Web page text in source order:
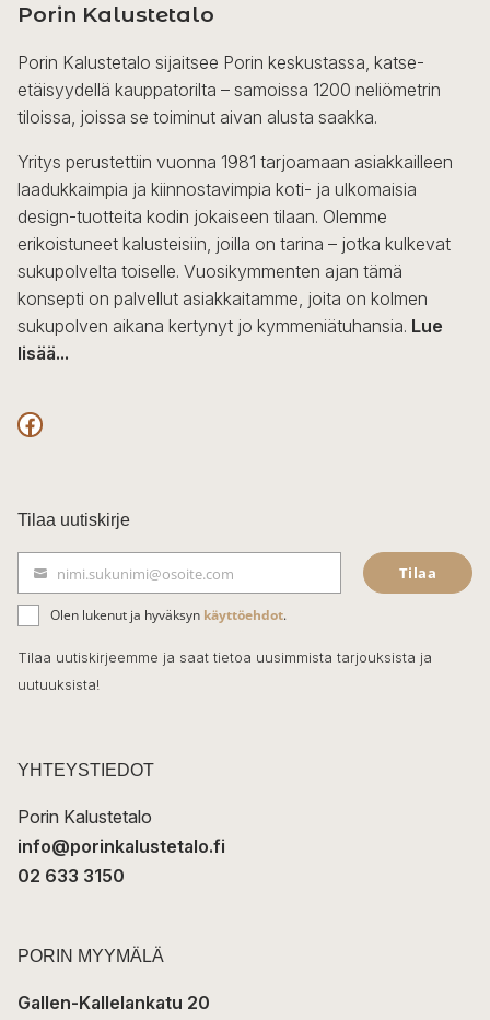
muunnelma.
tehdä
valinnat
tuotteen
sivulla.
Porin Kalustetalo
Porin Kalustetalo sijaitsee Porin keskustassa, katse-
etäisyydellä kauppatorilta – samoissa 1200 neliömetrin
tiloissa, joissa se toiminut aivan alusta saakka.
Yritys perustettiin vuonna 1981 tarjoamaan asiakkailleen
laadukkaimpia ja kiinnostavimpia koti- ja ulkomaisia
design-tuotteita kodin jokaiseen tilaan. Olemme
erikoistuneet kalusteisiin, joilla on tarina – jotka kulkevat
sukupolvelta toiselle. Vuosikymmenten ajan tämä
konsepti on palvellut asiakkaitamme, joita on kolmen
sukupolven aikana kertynyt jo kymmeniätuhansia. Lue
lisää...
F
c
e
b
o
o
k
Tilaa uutiskirje
ä
h
k
t
nimi.sukunimi@osoite.com Tilaa
Olen lukenut ja hyväksyn käyttöehdot.
Tilaa uutiskirjeemme ja saat tietoa uusimmista tarjouksista ja
uutuuksista!
YHTEYSTIEDOT
Porin Kalustetalo
info@porinkalustetalo.fi
02 633 3150
PORIN MYYMÄLÄ
Gallen-Kallelankatu 20